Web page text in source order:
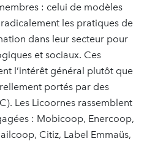
: celui de modèles
les pratiques de
dans leur secteur pour
et sociaux. Ces
l’intérêt général plutôt que
portés par des
Les Licoornes rassemblent
: Mobicoop, Enercoop,
Citiz, Label Emmaüs,